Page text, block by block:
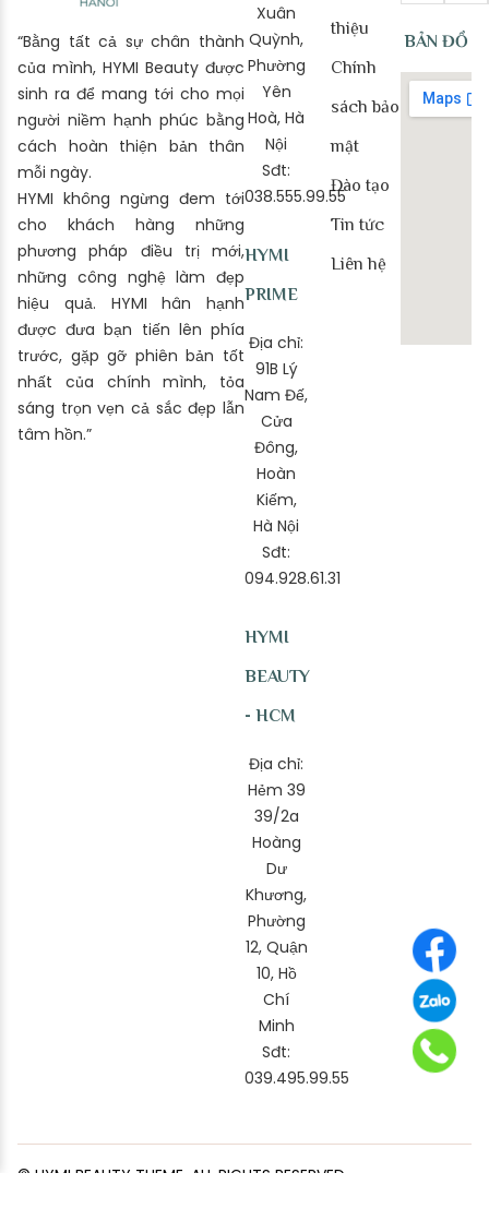
“Bằng tất cả sự chân thành
của mình, HYMI Beauty được
sinh ra để mang tới cho mọi
người niềm hạnh phúc bằng
cách hoàn thiện bản thân
mỗi ngày.
HYMI không ngừng đem tới
cho khách hàng những
phương pháp điều trị mới,
những công nghệ làm đẹp
hiệu quả. HYMI hân hạnh
được đưa bạn tiến lên phía
trước, gặp gỡ phiên bản tốt
nhất của chính mình, tỏa
sáng trọn vẹn cả sắc đẹp lẫn
tâm hồn.”
Xuân
Quỳnh,
Phường
Yên
Hoà, Hà
Nội
Sđt:
038.555.99.55
HYMI
PRIME
Địa chỉ:
91B Lý
Nam Đế,
Cửa
Đông,
Hoàn
Kiếm,
Hà Nội
Sđt:
094.928.61.31
HYMI
BEAUTY
- HCM
Địa chỉ:
Hẻm 39
39/2a
Hoàng
Dư
Khương,
Phường
12, Quận
10, Hồ
Chí
Minh
Sđt:
039.495.99.55
thiệu
Chính
sách bảo
mật
Đào tạo
Tin tức
Liên hệ
BẢN ĐỒ
© HYMI BEAUTY THEME. ALL RIGHTS RESERVED.